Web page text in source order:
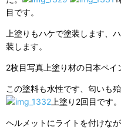
目です。
上塗りもハケで塗装します、
装します。
2枚目写真上塗り材の日本ペイ
この塗料も水性です、匂いも
上塗り2回目です。
ヘルメットにライトを付けな